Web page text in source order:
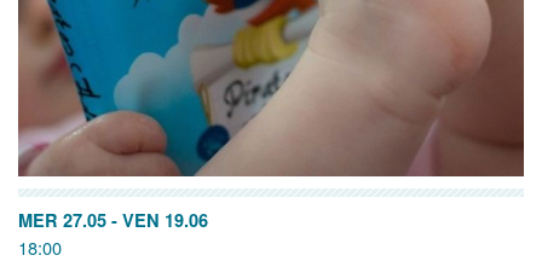
MER 27.05 - VEN 19.06
18:00